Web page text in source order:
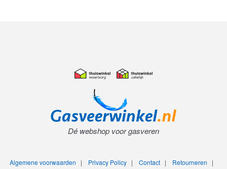
Dé webshop voor gasveren
Algemene voorwaarden | Privacy Policy| Contact| Retourneren |